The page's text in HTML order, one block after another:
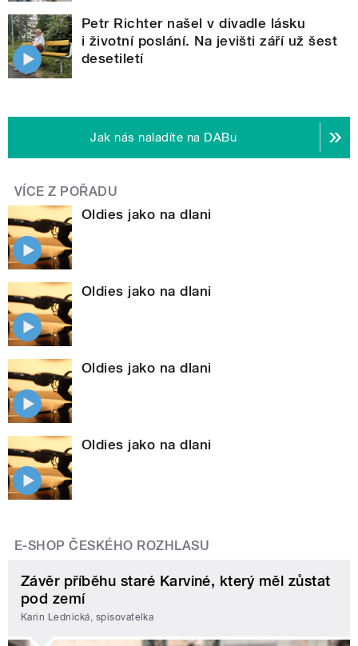
Petr Richter našel v divadle lásku
i životní poslání. Na jevišti září už šest
desetiletí
Jak nás naladíte na DABu
VÍCE Z POŘADU
Oldies jako na dlani
Oldies jako na dlani
Oldies jako na dlani
Oldies jako na dlani
E-SHOP ČESKÉHO ROZHLASU
Závěr příběhu staré Karviné, který měl zůstat
pod zemí
Karin Lednická, spisovatelka